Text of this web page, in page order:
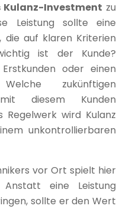
Investment zu
Leistung sollte eine
die auf klaren Kriterien
ist der Kunde?
oder einen
zukünftigen
diesem Kunden
wird Kulanz
unkontrollierbaren
vor Ort spielt hier
eine Leistung
sollte er den Wert